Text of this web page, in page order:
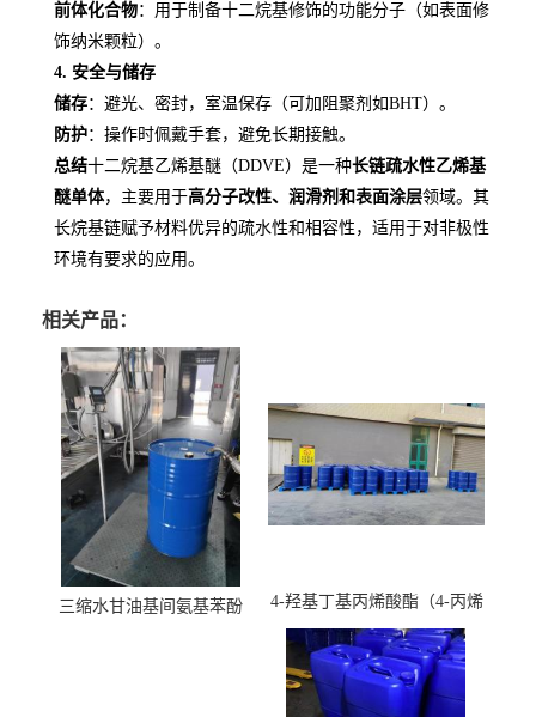
前体化合物：用于制备十二烷基修饰的功能分子（如表面修
饰纳米颗粒）。
4. 安全与储存
储存：避光、密封，室温保存（可加阻聚剂如BHT）。
防护：操作时佩戴手套，避免长期接触。
总结十二烷基乙烯基醚（DDVE）是一种长链疏水性乙烯基
醚单体，主要用于高分子改性、润滑剂和表面涂层领域。其
长烷基链赋予材料优异的疏水性和相容性，适用于对非极性
环境有要求的应用。
相关产品：
三缩水甘油基间氨基苯酚
4-羟基丁基丙烯酸酯（4-丙烯
酸羟丁酯）